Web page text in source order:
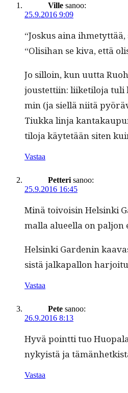
Ville sanoo:
25.9.2016 9:09
“Joskus aina
“Olisi­han se kiva, että
Jo sil­loin, kun uut­ta
joustet­ti­in: liiketilo­ja tuli
min (ja siel­lä niitä
Tiuk­ka lin­ja
tilo­ja käytetään siten
Vastaa
Petteri sanoo:
25.9.2016 16:45
Minä toivoisin Helsin­ki
mal­la alueel­la on
Helsin­ki Gar­denin
sistä jalka­pal­lon
Vastaa
Pete sanoo:
26.9.2016 8:13
Hyvä point­ti tuo
nyky­istä ja
Vastaa